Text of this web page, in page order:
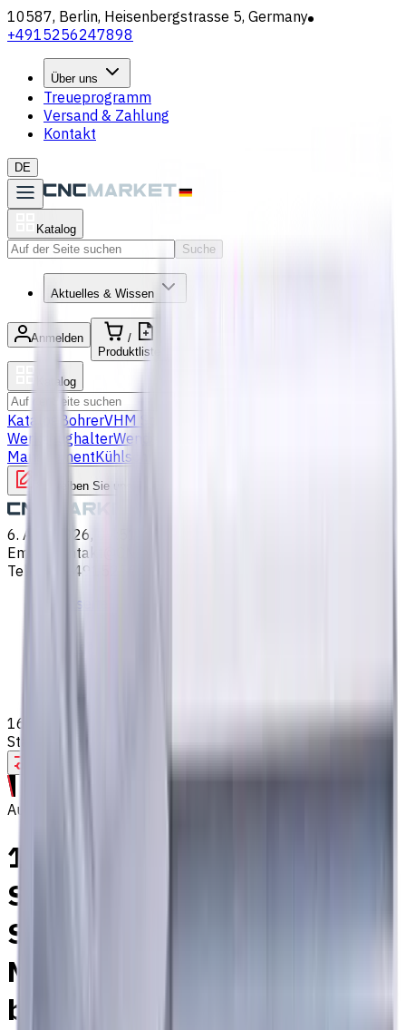
10587, Berlin, Heisenbergstrasse 5, Germany
+4915256247898
Über uns
Treueprogramm
Versand & Zahlung
Kontakt
DE
Katalog
Suche
Aktuelles & Wissen
Anmelden
/
Produktliste
Katalog
Katalog BohrerVHM Schaftfräsern
WerkzeughalterWendeschneidplatten Drehen
ManagementKühlschmierstoffe (KSS)
Schreiben Sie uns
6. Aug. 2026, 09:51
Email
kontakt@CNCmarket.de
Telefon
+4915256247898
Startseite
16 mm VHM Schaftfräser, 2 Schneiden, Kugelkopf,
Standardlänge, Für P, M, K Materialien, AlCrN beschichtet
Auf Bestellung
16 mm VHM Schaftfräser, 2
Schneiden, Kugelkopf,
Standardlänge, Für P, M, K
Materialien, AlCrN
beschichtet